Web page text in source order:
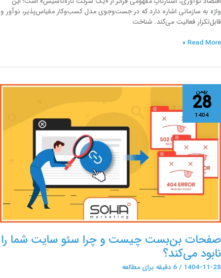
واژه به سازمانی اشاره دارد که در جست‌وجوی مدل کسب‌وکار مقیاس‌پذیر، نوآور و
قابل‌تکرار فعالیت می‌کند. شناخت
Read More »
بهمن
28
1404
صفحات بن‌بست چیست و چرا سئو سایت شما را
نابود می‌کند؟
1404-11-28
/6 دقیقه برای مطالعه
صفحات
بن‌بست
چیست
سئو
سایت
می‌کند؟